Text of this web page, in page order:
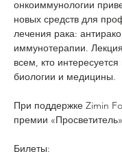
онкоиммунологии
новых средств для
лечения рака:
иммунотерапии.
всем, кто
биологии и медицины.
При поддержке Zimin
премии
Билеты: